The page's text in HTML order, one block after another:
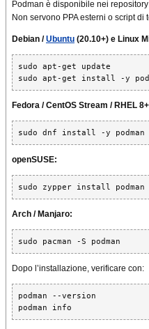
Podman è disponibile nei
Non servono PPA esterni o script di
Debian /Ubuntu (20.10+) e Linux
sudo apt-get update
sudo apt-get install -y
Fedora / CentOS Stream / RHEL
sudo dnf install -y podman
openSUSE:
sudo zypper install podman
Arch / Manjaro:
sudo pacman -S podman
Dopo l’installazione, verificare con:
podman --version
podman info